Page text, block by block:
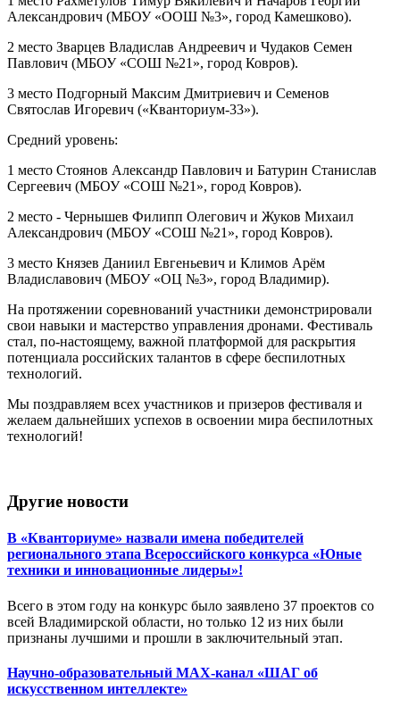
Александрович (МБОУ «ООШ №3», город Камешково).
2 место Зварцев Владислав Андреевич и Чудаков Семен
Павлович (МБОУ «СОШ №21», город Ковров).
3 место Подгорный Максим Дмитриевич и Семенов
Святослав Игоревич («Кванториум-33»).
Средний уровень:
1 место Стоянов Александр Павлович и Батурин Станислав
Сергеевич (МБОУ «СОШ №21», город Ковров).
2 место - Чернышев Филипп Олегович и Жуков Михаил
Александрович (МБОУ «СОШ №21», город Ковров).
3 место Князев Даниил Евгеньевич и Климов Арём
Владиславович (МБОУ «ОЦ №3», город Владимир).
На протяжении соревнований участники демонстрировали
свои навыки и мастерство управления дронами. Фестиваль
стал, по-настоящему, важной платформой для раскрытия
потенциала российских талантов в сфере беспилотных
технологий.
Мы поздравляем всех участников и призеров фестиваля и
желаем дальнейших успехов в освоении мира беспилотных
технологий!
Другие новости
В «Кванториуме» назвали имена победителей
регионального этапа Всероссийского конкурса «Юные
техники и инновационные лидеры»!
Всего в этом году на конкурс было заявлено 37 проектов со
всей Владимирской области, но только 12 из них были
признаны лучшими и прошли в заключительный этап.
Научно-образовательный MAX-канал «ШАГ об
искусственном интеллекте»